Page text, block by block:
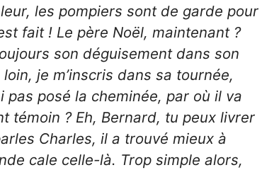
les pompiers sont de garde pour
fait ! Le père Noël, maintenant ?
son déguisement dans son
je m’inscris dans sa tournée,
pas posé la cheminée, par où il va
témoin ? Eh, Bernard, tu peux livrer
Charles, il a trouvé mieux à
cale celle-là. Trop simple alors,